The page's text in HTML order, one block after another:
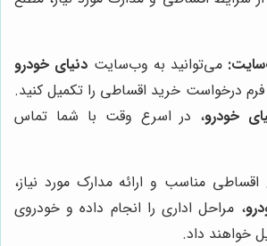
می‌توانید به وب‌سایت دنیای خودرو
فرم درخواست خرید اقساطی را تکمیل کنید.
خودرو، در اسرع وقت با شما تماس
مناسب و ارائه مدارک مورد نیاز،
، مراحل اداری را انجام داده و خودروی
خواهند داد.